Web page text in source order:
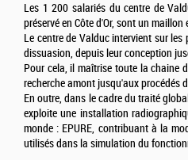
Les 1 200 salariés du centre de
préservé en Côte d'Or, sont un
Le centre de Valduc intervient sur les
dissuasion, depuis leur conception
Pour cela, il maîtrise toute la chaine
recherche amont jusqu'aux procédés
En outre, dans le cadre du traité
exploite une installation
monde : EPURE, contribuant à la
utilisés dans la simulation du